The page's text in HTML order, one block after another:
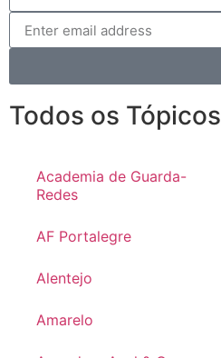
Todos os Tópicos
Academia de Guarda-
Redes
AF Portalegre
Alentejo
Amarelo